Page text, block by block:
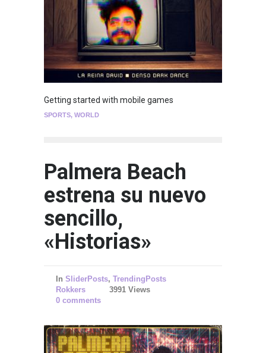
Getting started with mobile games
SPORTS, WORLD
Palmera Beach
estrena su nuevo
sencillo,
«Historias»
In SliderPosts, TrendingPosts
Rokkers
3991 Views
0 comments